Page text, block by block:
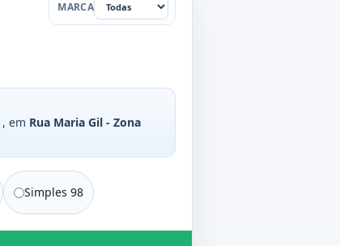
MARCA
, em Rua Maria Gil - Zona
Simples 98